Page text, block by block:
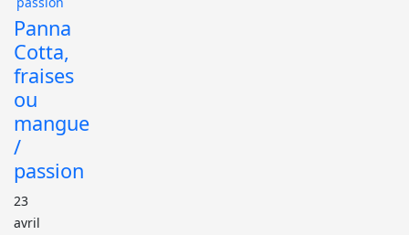
Panna
Cotta,
fraises
ou
mangue
/
passion
23
avril